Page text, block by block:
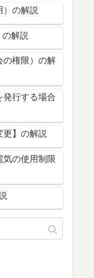
）の解説
解説
の権限）の解
発行する場合
更】の解説
気の使用制限